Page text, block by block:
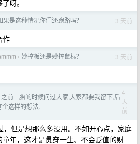
呀。
果是这种情况你们还跑路吗？ 3 天前
作
› 妙控板还是妙控鼠标？ 3 天前
之前二胎的时候问过大家,大家都要我留下,后
这样的想法.
4
天
前
但是想那么多没用。不如开心点，家庭
年，这才是贯穿一生、不会贬值的财